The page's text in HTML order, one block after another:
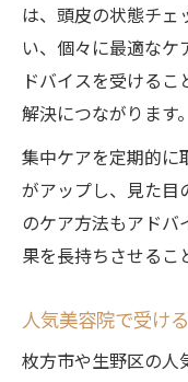
は、頭皮の状態チ
い、個々に最適な
ドバイスを受ける
解決につながります。
集中ケアを定期的に
がアップし、見た目
のケア方法もアドバ
果を長持ちさせるこ
人気美容院で受け
枚方市や生野区の人